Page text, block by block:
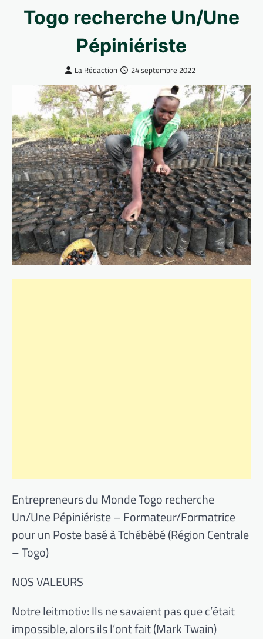
Togo recherche Un/Une
Pépiniériste
La Rédaction 24 septembre 2022
Entrepreneurs du Monde Togo recherche
Un/Une Pépiniériste – Formateur/Formatrice
pour un Poste basé à Tchébébé (Région Centrale
– Togo)
NOS VALEURS
Notre leitmotiv: Ils ne savaient pas que c’était
impossible, alors ils l’ont fait (Mark Twain)